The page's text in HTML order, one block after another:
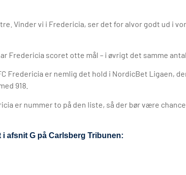
Vinder vi i Fredericia, ser det for alvor godt ud i
Fredericia scoret otte mål – i øvrigt det samme antal
Fredericia er nemlig det hold i NordicBet Ligaen,
918.
er nummer to på den liste, så der bør være
afsnit G på Carlsberg Tribunen: